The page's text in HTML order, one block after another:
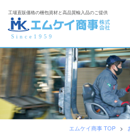
ツ
ス
キ
プ
工場直販価格の梱包資材と高品質輸入品のご提供
Since1959
エムケイ商事 TOP >